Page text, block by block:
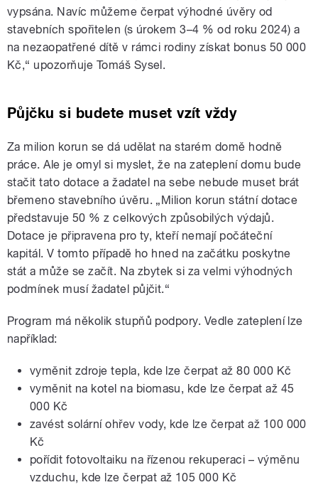
vypsána. Navíc můžeme čerpat výhodné úvěry od
stavebních spořitelen (s úrokem 3–4 % od roku 2024) a
na nezaopatřené dítě v rámci rodiny získat bonus 50 000
Kč,“ upozorňuje Tomáš Sysel.
Půjčku si budete muset vzít vždy
Za milion korun se dá udělat na starém domě hodně
práce. Ale je omyl si myslet, že na zateplení domu bude
stačit tato dotace a žadatel na sebe nebude muset brát
břemeno stavebního úvěru. „Milion korun státní dotace
představuje 50 % z celkových způsobilých výdajů.
Dotace je připravena pro ty, kteří nemají počáteční
kapitál. V tomto případě ho hned na začátku poskytne
stát a může se začít. Na zbytek si za velmi výhodných
podmínek musí žadatel půjčit.“
Program má několik stupňů podpory. Vedle zateplení lze
například:
vyměnit zdroje tepla, kde lze čerpat až 80 000 Kč
vyměnit na kotel na biomasu, kde lze čerpat až 45
000 Kč
zavést solární ohřev vody, kde lze čerpat až 100 000
Kč
pořídit fotovoltaiku na řízenou rekuperaci – výměnu
vzduchu, kde lze čerpat až 105 000 Kč